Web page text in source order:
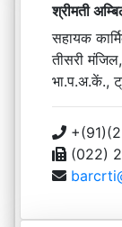
श्रीमती
सहायक
तीसरी
भा.प.अ.कें.,
(022)